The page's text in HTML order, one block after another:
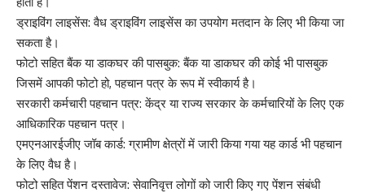
ड्राइविंग लाइसेंस: वैध ड्राइविंग लाइसेंस का उपयोग मतदान के लिए भी किया जा
सकता है।
फोटो सहित बैंक या डाकघर की पासबुक: बैंक या डाकघर की कोई भी पासबुक
जिसमें आपकी फोटो हो, पहचान पत्र के रूप में स्वीकार्य है।
सरकारी कर्मचारी पहचान पत्र: केंद्र या राज्य सरकार के कर्मचारियों के लिए एक
आधिकारिक पहचान पत्र।
एमएनआरईजीए जॉब कार्ड: ग्रामीण क्षेत्रों में जारी किया गया यह कार्ड भी पहचान
के लिए वैध है।
फोटो सहित पेंशन दस्तावेज: सेवानिवृत्त लोगों को जारी किए गए पेंशन संबंधी